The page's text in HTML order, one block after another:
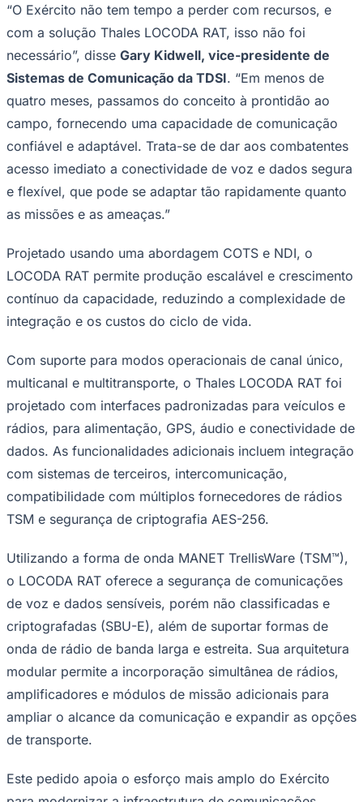
Anuncie no Portal
Verificar Empresa
Novo
Anunciar VagasNovo
Publicidade Legal
NBA
NFL
Fórmula 1
UFC
Tênis (ATP)
MLB
NHL
Atletismo
Vôlei
NBB
Brasileirão Série A
Brasileirão Série B
Paulistão
Libertadores
Copa América
Champions League
Premier League
La Liga
Bundesliga
Mundial 2026
Times - Ir direto
“O Exército não tem tempo a perder com recursos, e
com a solução Thales LOCODA RAT, isso não foi
necessário”, disse Gary Kidwell, vice-presidente de
Sistemas de Comunicação da TDSI. “Em menos de
quatro meses, passamos do conceito à prontidão ao
campo, fornecendo uma capacidade de comunicação
confiável e adaptável. Trata-se de dar aos combatentes
acesso imediato a conectividade de voz e dados segura
e flexível, que pode se adaptar tão rapidamente quanto
as missões e as ameaças.”
Projetado usando uma abordagem COTS e NDI, o
LOCODA RAT permite produção escalável e crescimento
contínuo da capacidade, reduzindo a complexidade de
integração e os custos do ciclo de vida.
Com suporte para modos operacionais de canal único,
multicanal e multitransporte, o Thales LOCODA RAT foi
projetado com interfaces padronizadas para veículos e
rádios, para alimentação, GPS, áudio e conectividade de
dados. As funcionalidades adicionais incluem integração
com sistemas de terceiros, intercomunicação,
compatibilidade com múltiplos fornecedores de rádios
TSM e segurança de criptografia AES-256.
Utilizando a forma de onda MANET TrellisWare (TSM™),
o LOCODA RAT oferece a segurança de comunicações
de voz e dados sensíveis, porém não classificadas e
criptografadas (SBU-E), além de suportar formas de
onda de rádio de banda larga e estreita. Sua arquitetura
modular permite a incorporação simultânea de rádios,
amplificadores e módulos de missão adicionais para
ampliar o alcance da comunicação e expandir as opções
de transporte.
Este pedido apoia o esforço mais amplo do Exército